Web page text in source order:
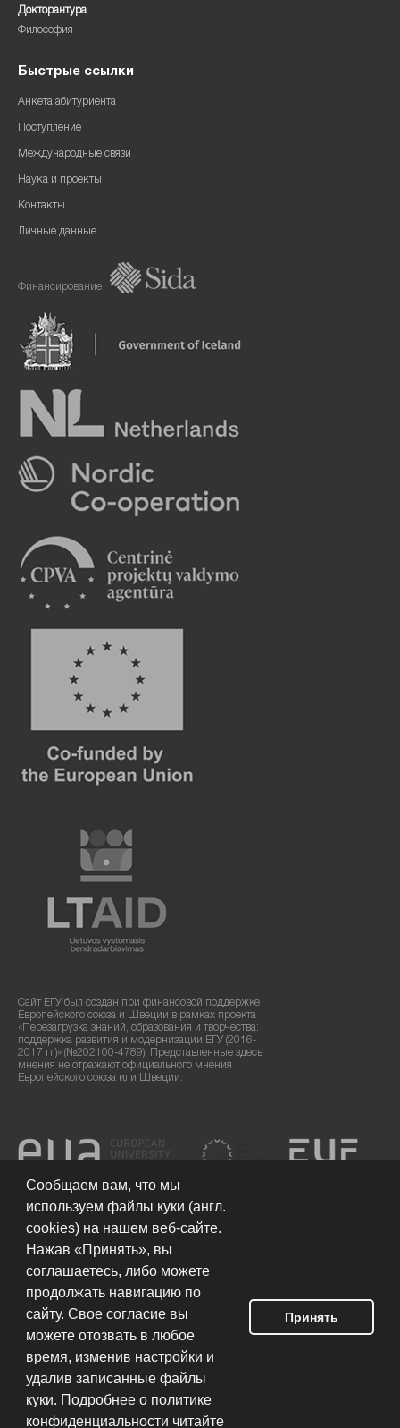
Докторантура
Философия
Быстрые ссылки
Анкета абитуриента
Поступление
Международные связи
Наука и проекты
Контакты
Личные данные
Финансирование
Сайт ЕГУ был создан при финансовой поддержке
Европейского союза и Швеции в рамках проекта
«Перезагрузка знаний, образования и творчества:
поддержка развития и модернизации ЕГУ (2016-
2017 гг.)» (№202100-4789). Представленные здесь
мнения не отражают официального мнения
Европейского союза или Швеции.
Условия использования сайта © 2026 Европейский гуманитарный
Разработка сайта:
Сообщаем вам, что мы
используем файлы куки (англ.
cookies) на нашем веб-сайте.
Нажав «Принять», вы
соглашаетесь, либо можете
продолжать навигацию по
сайту. Свое согласие вы
можете отозвать в любое
время, изменив настройки и
удалив записанные файлы
куки. Подробнее о политике
конфиденциальности читайте
Принять